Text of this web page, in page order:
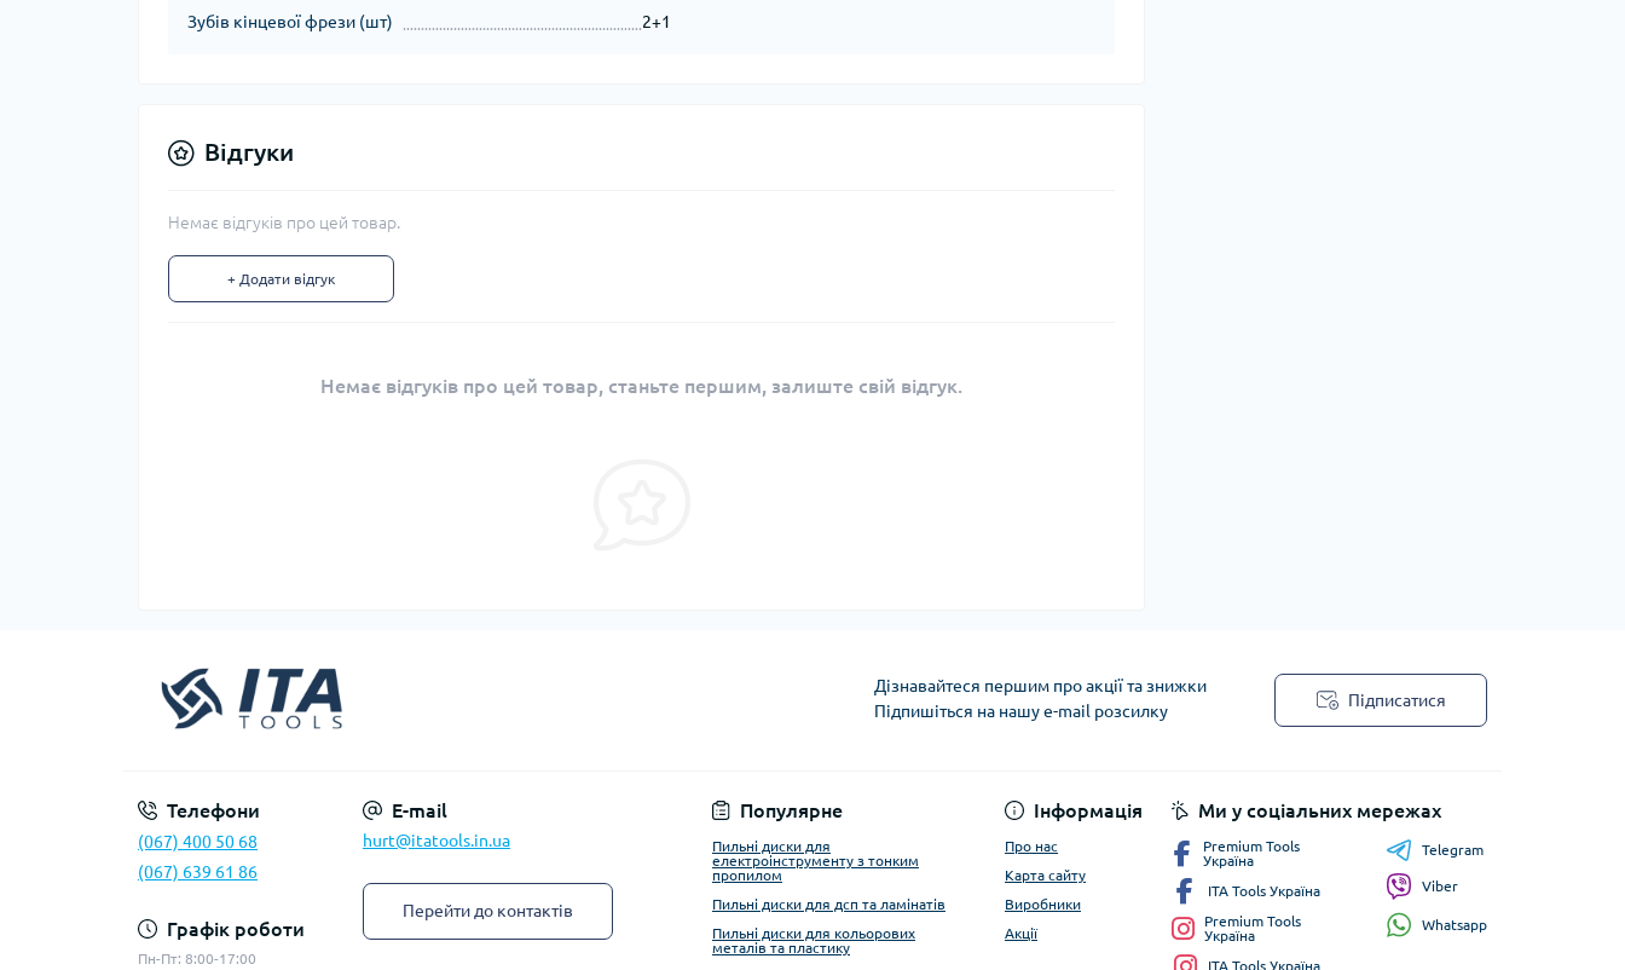
Зубів кінцевої фрези (шт) 2+1
Відгуки
Немає відгуків про цей товар.
+ Додати відгук
Немає відгуків про цей товар, станьте першим, залиште свій відгук.
Дізнавайтеся першим про акції та знижки
Підпишіться на нашу e-mail розсилку
Підписатися
Телефони
(067) 400 50 68
(067) 639 61 86
Графік роботи
Пн-Пт: 8:00-17:00
E-mail
hurt@itatools.in.ua
Перейти до контактів
Популярне
Пильні диски для
електроінструменту з тонким
пропилом
Пильні диски для дсп та ламінатів
Пильні диски для кольорових
металів та пластику
Інформація
Про нас
Карта сайту
Виробники
Акції
Ми у соціальних мережах
Premium Tools
Україна
ITA Tools Україна
Premium Tools
Україна
ITA Tools Україна
Telegram
Viber
Whatsapp